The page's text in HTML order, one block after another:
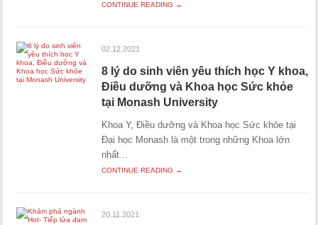
CONTINUE READING →
02.12.2021
8 lý do sinh viên yêu thích học Y khoa,
Điều dưỡng và Khoa học Sức khỏe
tại Monash University
Khoa Y, Điều dưỡng và Khoa học Sức khỏe tại
Đại học Monash là một trong những Khoa lớn
nhất...
CONTINUE READING →
20.11.2021